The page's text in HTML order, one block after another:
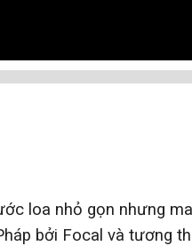
loa nhỏ gọn nhưng
bởi Focal và tương